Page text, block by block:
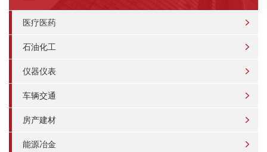
医疗医药
石油化工
仪器仪表
车辆交通
房产建材
能源冶金